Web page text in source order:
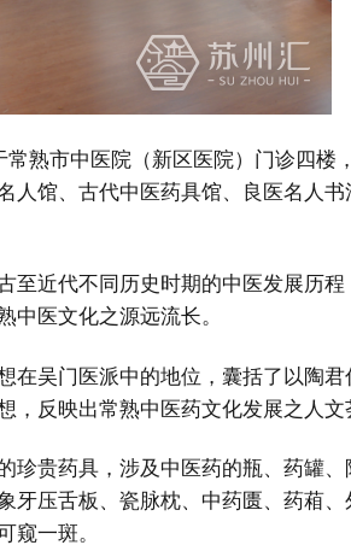
熟市中医院（新区医院）门诊四楼
人馆、古代中医药具馆、良医名人
至近代不同历史时期的中医发展历
医文化之源远流长。
在吴门医派中的地位，囊括了以陶
反映出常熟中医药文化发展之人文
珍贵药具，涉及中医药的瓶、药罐
压舌板、瓷脉枕、中药匮、药葙
一斑。